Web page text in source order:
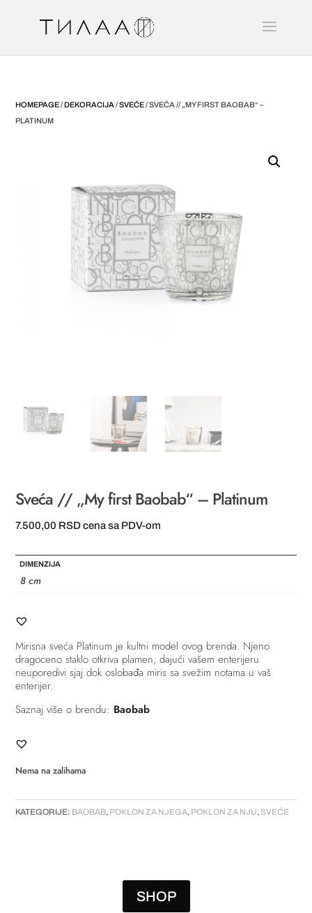
HOMEPAGE/DEKORACIJA /SVEĆE/ SVEĆA // „MY FIRST BAOBAB“ –
PLATINUM
Sveća // „My first Baobab“ – Platinum
7.500,00 RSD cena sa PDV-om
DIMENZIJA
8 cm
Mirisna sveća Platinum je kultni model ovog brenda. Njeno
dragoceno staklo otkriva plamen, dajući vašem enterijeru
neuporedivi sjaj dok oslobađa miris sa svežim notama u vaš
enterijer.
Saznaj više o brendu: Baobab
Nema na zalihama
KATEGORIJE: BAOBAB, POKLON ZA NJEGA, POKLON ZA NJU, SVEĆE
SHOP